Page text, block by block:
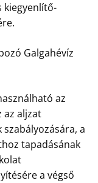
kiegyenlítő-
Galgahévíz
az
az aljzat
szabályozására, a
tapadásának
a végső